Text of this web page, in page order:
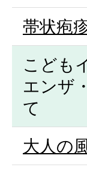
帯状疱
こども
エンザ
て
大人の